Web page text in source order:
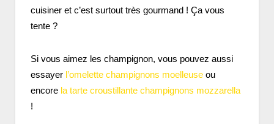
cuisiner et c’est surtout très gourmand ! Ça vous
tente ?
Si vous aimez les champignon, vous pouvez aussi
essayer l’omelette champignons moelleuse ou
encore la tarte croustillante champignons mozzarella
!